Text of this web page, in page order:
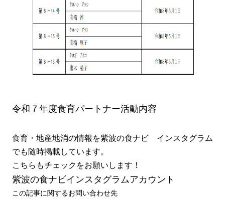
令和７年度食育パートナー活動内容
食育・地産地消の情報を紫波の食ナビ インスタグラム
でも随時掲載しています。
こちらもチェックをお願いします！
紫波の食ナビインスタグラムアカウント
この記事に関するお問い合わせ先